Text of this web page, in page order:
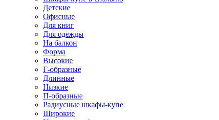
Детские
Офисные
Для книг
Для одежды
На балкон
Форма
Высокие
Г-образные
Длинные
Низкие
П-образные
Радиусные шкафы-купе
Широкие